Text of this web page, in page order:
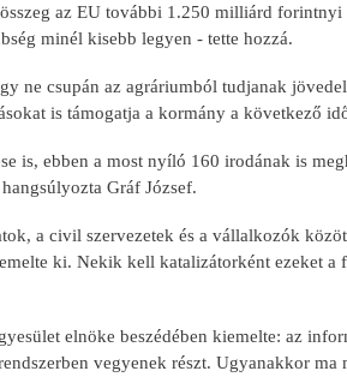
az EU további 1.250 milliárd
minél kisebb legyen - tette hozzá.
ne csupán az agráriumból tudjanak
is támogatja a kormány a következő
is, ebben a most nyíló 160 irodának is
Gráf József.
a civil szervezetek és a vállalkozók
ki. Nekik kell katalizátorként ezeket
elnöke beszédében kiemelte: az
vegyenek részt. Ugyanakkor